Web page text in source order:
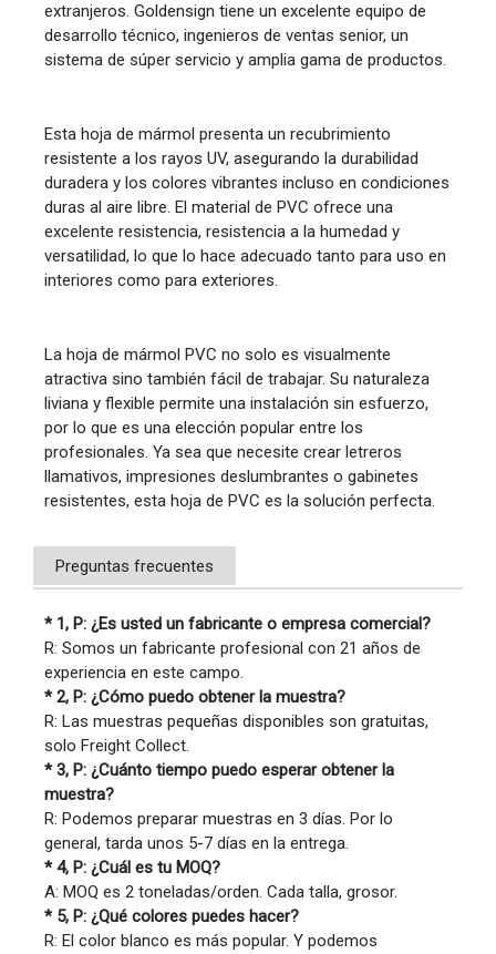
extranjeros. Goldensign tiene un excelente equipo de
desarrollo técnico, ingenieros de ventas senior, un
sistema de súper servicio y amplia gama de productos.
Esta hoja de mármol presenta un recubrimiento
resistente a los rayos UV, asegurando la durabilidad
duradera y los colores vibrantes incluso en condiciones
duras al aire libre. El material de PVC ofrece una
excelente resistencia, resistencia a la humedad y
versatilidad, lo que lo hace adecuado tanto para uso en
interiores como para exteriores.
La hoja de mármol PVC no solo es visualmente
atractiva sino también fácil de trabajar. Su naturaleza
liviana y flexible permite una instalación sin esfuerzo,
por lo que es una elección popular entre los
profesionales. Ya sea que necesite crear letreros
llamativos, impresiones deslumbrantes o gabinetes
resistentes, esta hoja de PVC es la solución perfecta.
Preguntas frecuentes
* 1, P: ¿Es usted un fabricante o empresa comercial?
R: Somos un fabricante profesional con 21 años de
experiencia en este campo.
* 2, P: ¿Cómo puedo obtener la muestra?
R: Las muestras pequeñas disponibles son gratuitas,
solo Freight Collect.
* 3, P: ¿Cuánto tiempo puedo esperar obtener la
muestra?
R: Podemos preparar muestras en 3 días. Por lo
general, tarda unos 5-7 días en la entrega.
* 4, P: ¿Cuál es tu MOQ?
A: MOQ es 2 toneladas/orden. Cada talla, grosor.
* 5, P: ¿Qué colores puedes hacer?
R: El color blanco es más popular. Y podemos